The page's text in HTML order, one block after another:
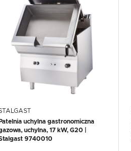
Patelnia uchylna gastronomiczna
uchylna, 17 kW, G20 |
9740010